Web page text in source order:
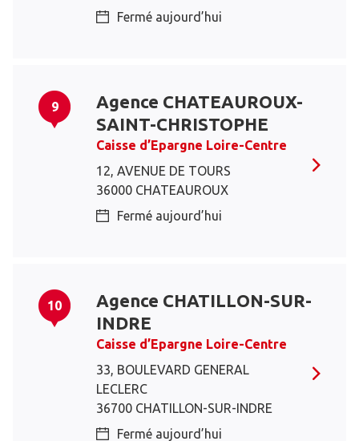
Fermé aujourd’hui
9
Agence CHATEAUROUX-
SAINT-CHRISTOPHE
Caisse d’Epargne Loire-Centre
12, AVENUE DE TOURS
36000 CHATEAUROUX
Fermé aujourd’hui
10
Agence CHATILLON-SUR-
INDRE
Caisse d’Epargne Loire-Centre
33, BOULEVARD GENERAL
LECLERC
36700 CHATILLON-SUR-INDRE
Fermé aujourd’hui